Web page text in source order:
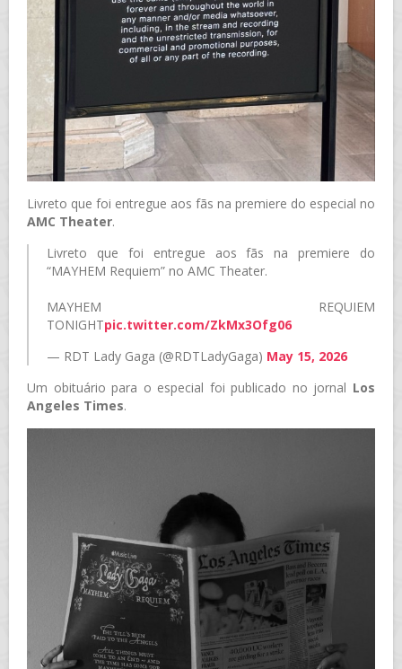
Livreto que foi entregue aos fãs na premiere do especial no
AMC Theater.
Livreto que foi entregue aos fãs na premiere do
“MAYHEM Requiem” no AMC Theater.
MAYHEM REQUIEM
TONIGHTpic.twitter.com/ZkMx3Ofg06
— RDT Lady Gaga (@RDTLadyGaga) May 15, 2026
Um obituário para o especial foi publicado no jornal Los
Angeles Times.